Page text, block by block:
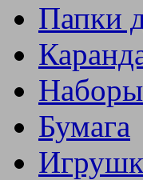
Папки
Бумага